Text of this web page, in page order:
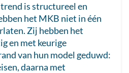
is structureel en
het MKB niet in één
Zij hebben het
en met keurige
van hun model geduwd:
daarna met